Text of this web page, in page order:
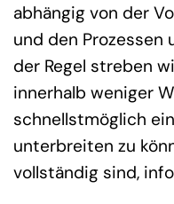
abhängig von der
und den Prozessen
der Regel streben
innerhalb weniger
schnellstmöglich
unterbreiten zu
vollständig sind,